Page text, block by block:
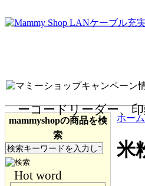
ーコードリーダー、
mammyshopの商品を検
索
Hot word
ホーム
米